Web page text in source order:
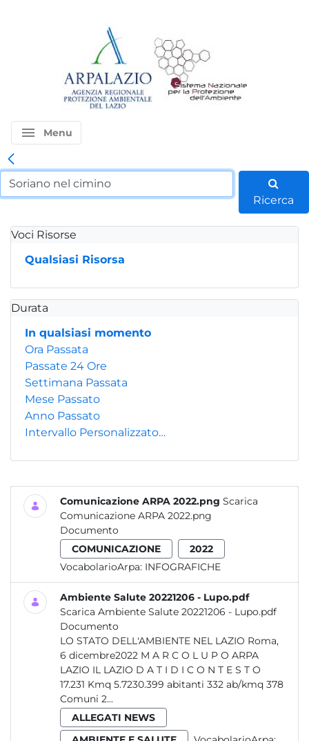
menu Menu
Ricerca
Voci Risorse
Qualsiasi Risorsa
Durata
In qualsiasi momento
Ora Passata
Passate 24 Ore
Settimana Passata
Mese Passato
Anno Passato
Intervallo Personalizzato…
Comunicazione ARPA 2022.png Scarica
Comunicazione ARPA 2022.png
Documento
COMUNICAZIONE
2022
VocabolarioArpa: INFOGRAFICHE
Ambiente Salute 20221206 - Lupo.pdf
Scarica Ambiente Salute 20221206 - Lupo.pdf
Documento
LO STATO DELL'AMBIENTE NEL LAZIO Roma,
6 dicembre2022 M A R C O L U P O ARPA
LAZIO IL LAZIO D A T I D I C O N T E S T O
17.231 Kmq 5.7230.399 abitanti 332 ab/kmq 378
Comuni 2...
ALLEGATI NEWS